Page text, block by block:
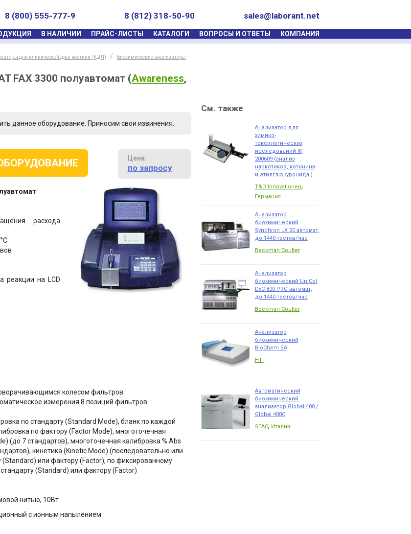
sales@laborant.net
8 (812) 318-50-90
8 (800) 555-777-9
В НАЛИЧИИ ПРАЙС-ЛИСТЫ КАТАЛОГИ ВОПРОСЫ И ОТВЕТЫ КОМПАНИЯ
для клинической диагностики (КДЛ) Биохимические анализаторы
FAX 3300 полуавтомат (Awareness,
данное оборудование. Приносим свои извинения.
Цена:
по запросу
расхода
реакции на LCD
колесом фильтров
измерения 8 позиций фильтров
по стандарту (Standard Mode), бланк по каждой
по фактору (Factor Mode), многоточечная
(до 7 стандартов), многоточечная калибровка % Abs
кинетика (Kinetic Mode) (последовательно или
(Standard) или фактору (Factor), по фиксированному
(Standard) или фактору (Factor)
нитью, 10Вт
с ионным напылением
См. также
Анализатор для
химико-
токсилогических
исследований IK
200609 (анализ
наркотиков, котинина
и этилглюкуронида )
T&D Innovationen,
Германия
Анализатор
биохимический
Synchron LX 20 автомат,
до 1440 тестов/час
Beckman Coulter
Анализатор
биохимический UniCel
DxC 800 PRO автомат,
до 1440 тестов/час
Beckman Coulter
Анализатор
биохимический
BioChem SA
HTI
Автоматический
биохимический
анализатор Global 400 /
Global 400C
SEAC, Италия